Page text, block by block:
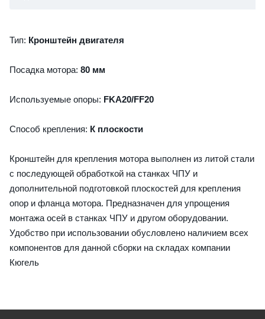
Тип: Кронштейн двигателя
Посадка мотора: 80 мм
Используемые опоры: FKA20/FF20
Способ крепления: К плоскости
Кронштейн для крепления мотора выполнен из литой стали
с последующей обработкой на станках ЧПУ и
дополнительной подготовкой плоскостей для крепления
опор и фланца мотора. Предназначен для упрощения
монтажа осей в станках ЧПУ и другом оборудовании.
Удобство при использовании обусловлено наличием всех
компонентов для данной сборки на складах компании
Кюгель